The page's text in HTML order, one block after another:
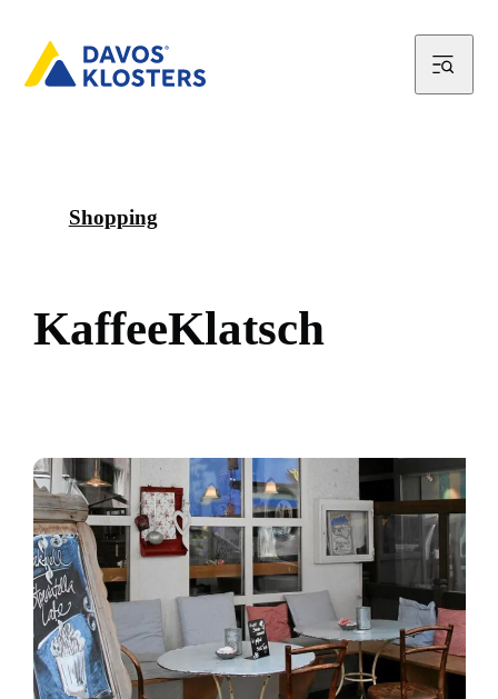
Shopping
KaffeeKlatsch